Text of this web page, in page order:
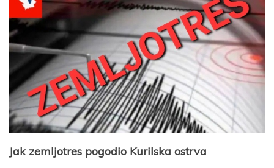
Jak zemljotres pogodio Kurilska ostrva